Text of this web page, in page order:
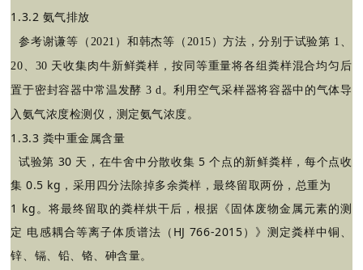
1.3.2 氨气排放
参考谢谦等（ 2021）和韩杰等 （ 2015）方法，分别于试验第 1、
20、30 天收集肉牛新鲜粪样，按同等重量将各组粪样混合均匀后
置于密封容器中常温发酵 3 d。利用空气采样器将容器中的气体导
入氨气浓度检测仪，测定氨气浓度。
1.3.3 粪中重金属含量
试验第 30 天，在牛舍中分散收集 5 个点的新鲜粪样，每个点收
集 0.5 kg，采用四分法除掉多余粪样，最终留取两份，总重为
1 kg。将最终留取的粪样烘干后，根据《固体废物金属元素的测
定 电感耦合等离子体质谱法（HJ 766-2015）》测定粪样中铜、
锌、镉、铅、铬、砷含量。